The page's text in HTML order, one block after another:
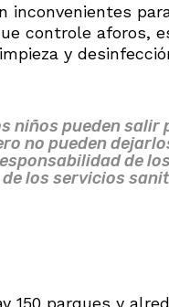
inconvenientes
controle aforos,
y
niños pueden salir
no pueden
de
los servicios
150 parques y